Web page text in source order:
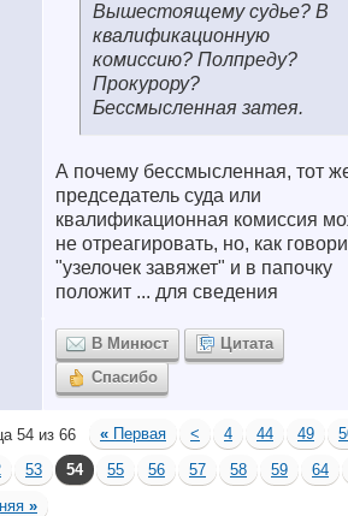
Вышестоящему судье? В
квалификационную
комиссию? Полпреду?
Прокурору?
Бессмысленная затея.
А почему бессмысленная, тот
председатель суда или
квалификационная комиссия
не отреагировать, но, как
"узелочек завяжет" и в папочку
положит ... для сведения
В Минюст
Цитата
Спасибо
54 из 66 « Первая < 4 44 49
53 54 55 56 57 58 59
64
»